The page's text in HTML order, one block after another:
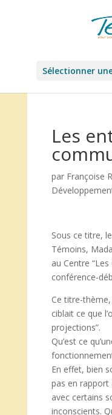
Sélectionner
Les
par Françoise
Sous ce titre,
Témoins,
au Centre
conférence-
Ce titre-
ciblait ce que
projections”.
Qu’est ce
En effet, bien
pas en rapport
avec certains
inconscients.